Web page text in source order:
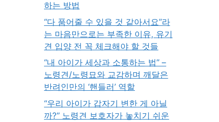
하는 방법
“다 품어줄 수 있을 것 같아서요”라
는 마음만으로는 부족한 이유, 유기
견 입양 전 꼭 체크해야 할 것들
“내 아이가 세상과 소통하는 법” –
노령견/노령묘와 교감하며 깨달은
반려인만의 ‘핸들러’ 역할
“우리 아이가 갑자기 변한 게 아닐
까?” 노령견 보호자가 놓치기 쉬운